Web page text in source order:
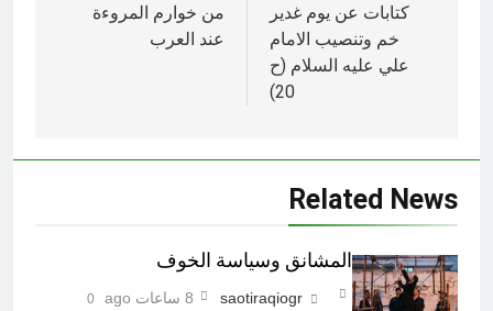
المقالات
كتابات عن يوم غدير
خم وتنصيب الامام
علي عليه السلام (ح
20)
من خوارم المروءة
عند العرب
Related News
المشانق وسياسة الخوف
saotiraqiogr 8 ساعات ago 0